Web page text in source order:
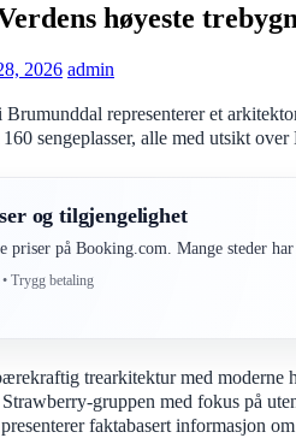
høyeste
2026 admin
representerer et
sengeplasser, alle med utsikt
og tilgjengelighet
priser på Booking.com. Mange steder
Trygg betaling
trearkitektur med moderne
gruppen med fokus på
faktabasert informasjon